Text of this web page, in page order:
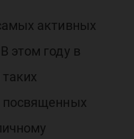
активных
этом году в
посвященных